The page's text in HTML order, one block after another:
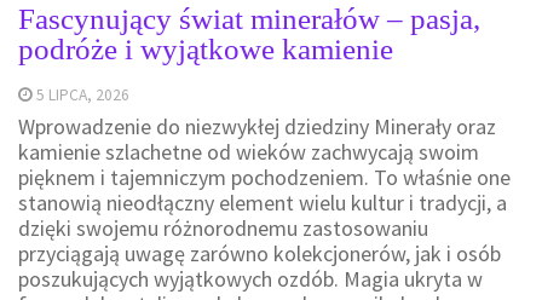
Fascynujący świat minerałów – pasja,
podróże i wyjątkowe kamienie
5 LIPCA, 2026
Wprowadzenie do niezwykłej dziedziny Minerały oraz
kamienie szlachetne od wieków zachwycają swoim
pięknem i tajemniczym pochodzeniem. To właśnie one
stanowią nieodłączny element wielu kultur i tradycji, a
dzięki swojemu różnorodnemu zastosowaniu
przyciągają uwagę zarówno kolekcjonerów, jak i osób
poszukujących wyjątkowych ozdób. Magia ukryta w